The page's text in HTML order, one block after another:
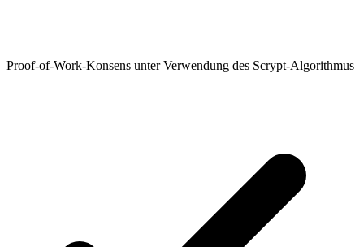
Proof-of-Work-Konsens unter Verwendung des Scrypt-Algorithmus